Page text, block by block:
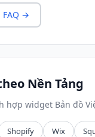
FAQ →
Nền Tảng
hợp widget Bản đồ
Shopify Wix